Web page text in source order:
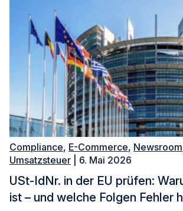
Compliance, E-Commerce, Newsroom
Umsatzsteuer | 6. Mai 2026
USt-IdNr. in der EU prüfen:
ist – und welche Folgen Fehler